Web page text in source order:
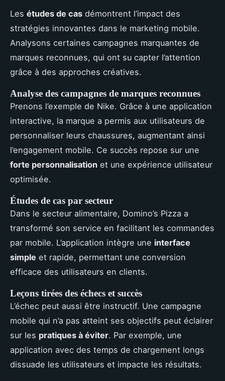
Les études de cas démontrent l’impact des
stratégies innovantes dans le marketing mobile.
Analysons certaines campagnes marquantes de
marques reconnues, qui ont su capter l’attention
grâce à des approches créatives.
Analyse des campagnes de marques reconnues
Prenons l’exemple de Nike. Grâce à une application
interactive, la marque a permis aux utilisateurs de
personnaliser leurs chaussures, augmentant ainsi
l’engagement mobile. Ce succès repose sur une
forte personnalisation et une expérience utilisateur
optimisée.
Études de cas par secteur
Dans le secteur alimentaire, Domino’s Pizza a
transformé son service en facilitant les commandes
par mobile. L’application intègre une interface
simple et rapide, permettant une conversion
efficace des utilisateurs en clients.
Leçons tirées des échecs et succès
L’échec peut aussi être instructif. Une campagne
mobile qui n’a pas atteint ses objectifs peut éclairer
sur les pratiques à éviter. Par exemple, une
application avec des temps de chargement longs
dissuade les utilisateurs et impacte les résultats.